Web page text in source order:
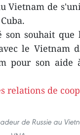
Vietnam de
son souhait
le Vietnam
pour son aide
de Russie au